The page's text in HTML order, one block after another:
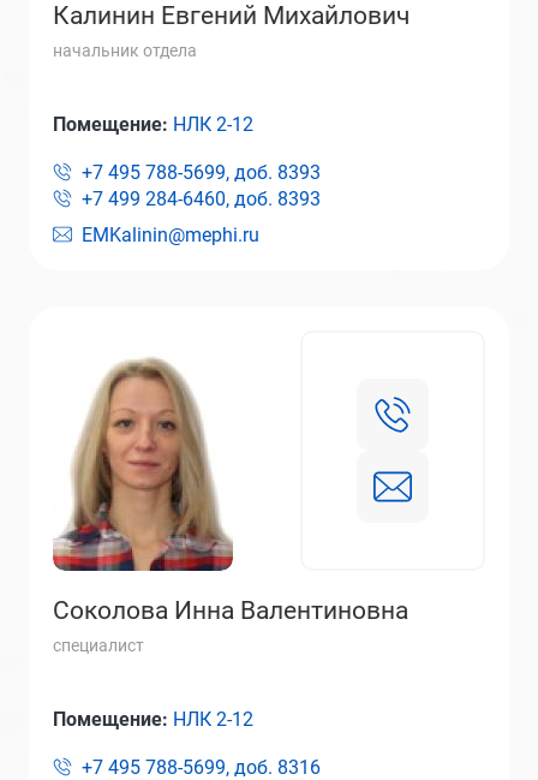
Калинин Евгений Михайлович
начальник отдела
EMKalinin@mephi.ru
Помещение: НЛК 2-12
+7 495 788-5699, доб. 8393
+7 499 284-6460, доб. 8393
Соколова Инна Валентиновна
специалист
Помещение: НЛК 2-12
+7 495 788-5699, доб. 8316